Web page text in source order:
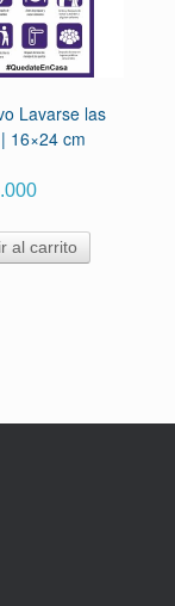
Lavarse las
16×24 cm
al carrito